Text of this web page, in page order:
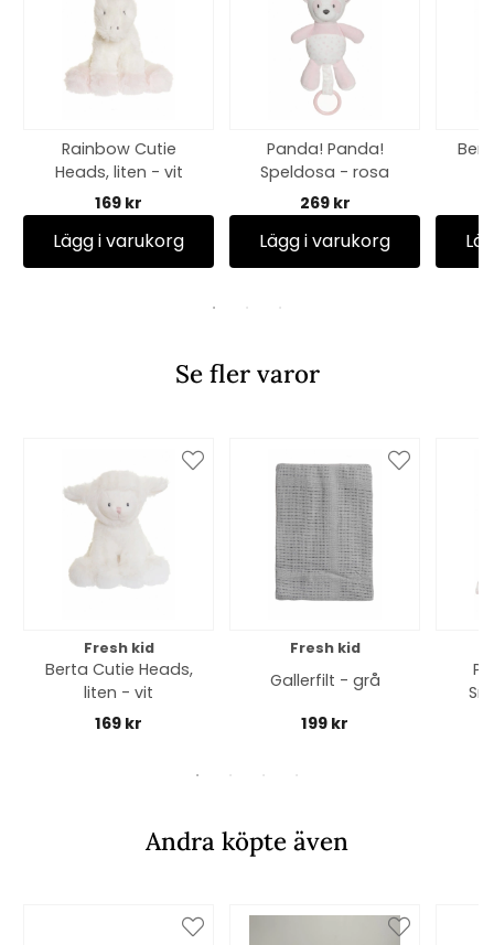
Rainbow Cutie
Heads, liten - vit
169 kr
Lägg i varukorg
Panda! Panda!
Speldosa - rosa
269 kr
Lägg i varukorg
Se fler varor
Fresh kid
Berta Cutie Heads,
liten - vit
169 kr
Fresh kid
Gallerfilt - grå
199 kr
Andra köpte även